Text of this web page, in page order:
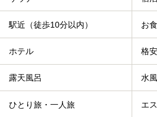
駅近（徒歩10分以内） お
ホテル 格
露天風呂 水
ひとり旅・一人旅 エ